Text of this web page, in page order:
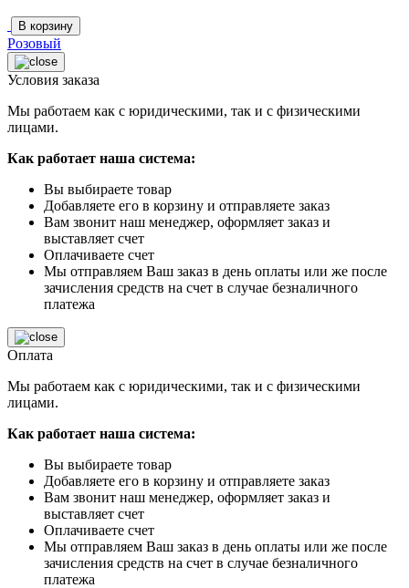
В корзину
Розовый
Условия заказа
Мы работаем как с юридическими, так и с физическими
лицами.
Как работает наша система:
Вы выбираете товар
Добавляете его в корзину и отправляете заказ
Вам звонит наш менеджер, оформляет заказ и
выставляет счет
Оплачиваете счет
Мы отправляем Ваш заказ в день оплаты или же после
зачисления средств на счет в случае безналичного
платежа
Оплата
Мы работаем как с юридическими, так и с физическими
лицами.
Как работает наша система:
Вы выбираете товар
Добавляете его в корзину и отправляете заказ
Вам звонит наш менеджер, оформляет заказ и
выставляет счет
Оплачиваете счет
Мы отправляем Ваш заказ в день оплаты или же после
зачисления средств на счет в случае безналичного
платежа